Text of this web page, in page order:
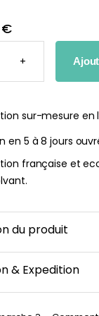
fois
€
+
sur-mesure en
en 5 à 8 jours
française et
du produit
& Expedition